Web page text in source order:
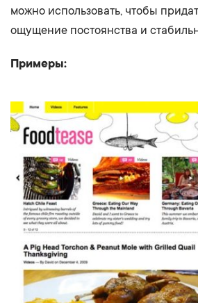
можно использовать, чтобы
ощущение постоянства и
Примеры: